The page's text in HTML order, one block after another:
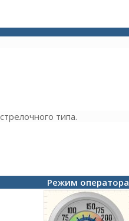
типа.
Режим оператора